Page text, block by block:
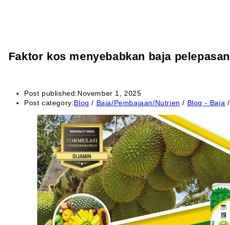
Faktor kos menyebabkan baja
Post published:November 1, 2025
Post category:Blog / Baja/Pembajaan/Nutrien / Blog - Baja /